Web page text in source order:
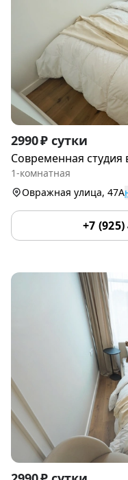
Item
1
of
2990 ₽ сутки
Современная
1-комнатная
Овражная улица, 47А
+7 (925)
Item